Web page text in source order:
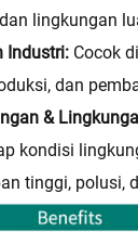
lingkungan
Industri: Cocok
dan
&
kondisi
tinggi, polusi,